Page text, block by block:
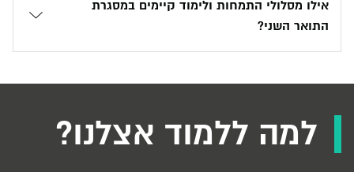
אילו מסלולי התמחות ולימוד קיימים במסגרת
התואר השני?
למה ללמוד אצלנו?